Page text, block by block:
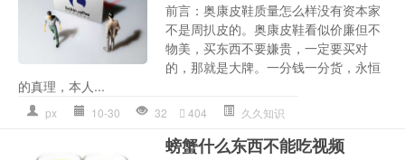
前言：奥康皮鞋质量怎么样没有资本家
不是周扒皮的。奥康皮鞋看似价廉但不
物美，买东西不要嫌贵，一定要买对
的，那就是大牌。一分钱一分货，永恒
的真理，本人...
px 10-30 32 404 久久知识
螃蟹什么东西不能吃视频